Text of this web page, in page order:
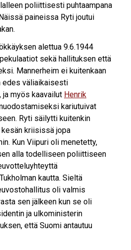
poliittisesti puhtaampana
paineissa Ryti joutui
alettua 9.6.1944
sekä hallituksen että
Mannerheim ei kuitenkaan
edes väliaikaisesti
ja myös kaavailut Henrik
kariutuivat
Ryti säilytti kuitenkin
kriisissä jopa
Kun Viipuri oli menetetty,
alla todelliseen poliittiseen
kautta. Sieltä
oli valmis
sen jälkeen kun se oli
ja ulkoministerin
että Suomi antautuu